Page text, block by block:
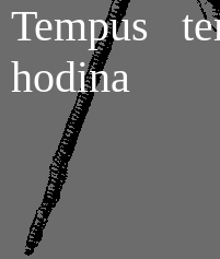
Tempus
hodina